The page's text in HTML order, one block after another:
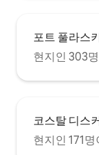
포트 풀라스
현지인 303
코스탈 디스
현지인 171